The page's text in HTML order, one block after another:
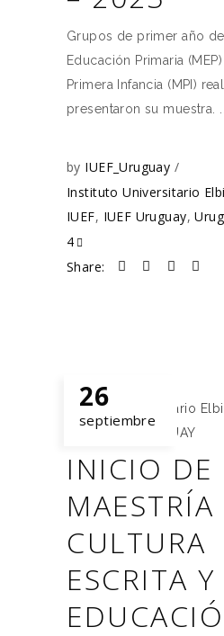
Grupos de primer año
Educación Primaria
Primera Infancia (MPI)
presentaron su muestra.
by IUEF_Uruguay
Instituto Universitario
IUEF, IUEF Uruguay,
4
Share:
26
septiembre
Instituto Universitario
, IUEF URUGUAY
INICIO DE
MAESTRÍA
CULTURA
ESCRITA Y